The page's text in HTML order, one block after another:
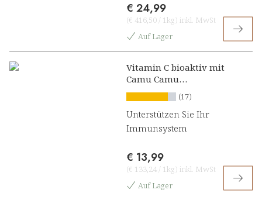
Atmungsorgane mit Oregano
und Thymian
€ 24,99
(€ 416,50 / 1kg) inkl. MwSt
Auf Lager
Vitamin C bioaktiv mit
Camu Camu
Lutschpresslinge
(17)
Unterstützen Sie Ihr
Immunsystem
€ 13,99
(€ 133,24 / 1kg) inkl. MwSt
Auf Lager